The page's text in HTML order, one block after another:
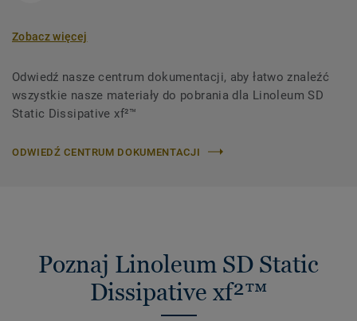
Zobacz więcej
Odwiedź nasze centrum dokumentacji, aby łatwo znaleźć
wszystkie nasze materiały do ​​pobrania dla Linoleum SD
Static Dissipative xf²™
ODWIEDŹ CENTRUM DOKUMENTACJI
Poznaj Linoleum SD Static
Dissipative xf²™